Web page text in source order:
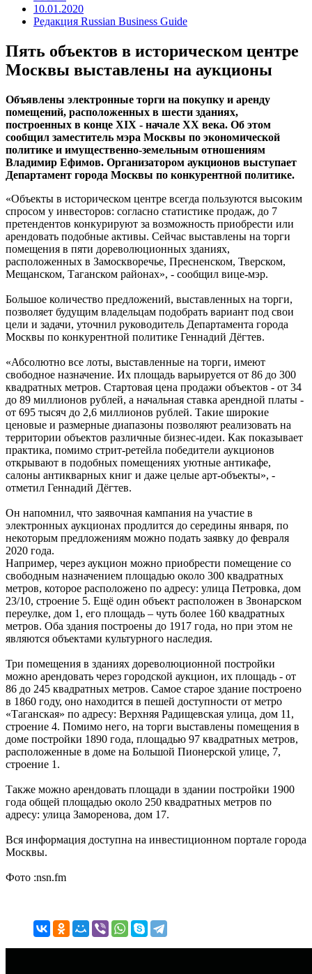
10.01.2020
Редакция Russian Business Guide
Пять объектов в историческом центре
Москвы выставлены на аукционы
Объявлены электронные торги на покупку и аренду
помещений, расположенных в шести зданиях,
построенных в конце XIX - начале XX века. Об этом
сообщил заместитель мэра Москвы по экономической
политике и имущественно-земельным отношениям
Владимир Ефимов. Организатором аукционов выступает
Департамент города Москвы по конкурентной политике.
«Объекты в историческом центре всегда пользуются высоким
спросом у инвесторов: согласно статистике продаж, до 7
претендентов конкурируют за возможность приобрести или
арендовать подобные активы. Сейчас выставлены на торги
помещения в пяти дореволюционных зданиях,
расположенных в Замоскворечье, Пресненском, Тверском,
Мещанском, Таганском районах», - сообщил вице-мэр.
Большое количество предложений, выставленных на торги,
позволяет будущим владельцам подобрать вариант под свои
цели и задачи, уточнил руководитель Департамента города
Москвы по конкурентной политике Геннадий Дёгтев.
«Абсолютно все лоты, выставленные на торги, имеют
свободное назначение. Их площадь варьируется от 86 до 300
квадратных метров. Стартовая цена продажи объектов - от 34
до 89 миллионов рублей, а начальная ставка арендной платы -
от 695 тысяч до 2,6 миллионов рублей. Такие широкие
ценовые и размерные диапазоны позволяют реализовать на
территории объектов различные бизнес-идеи. Как показывает
практика, помимо стрит-ретейла победители аукционов
открывают в подобных помещениях уютные антикафе,
салоны антикварных книг и даже целые арт-объекты», -
отметил Геннадий Дёгтев.
Он напомнил, что заявочная кампания на участие в
электронных аукционах продлится до середины января, по
некоторым предложениям можно подать заявку до февраля
2020 года.
Например, через аукцион можно приобрести помещение со
свободным назначением площадью около 300 квадратных
метров, которое расположено по адресу: улица Петровка, дом
23/10, строение 5. Ещё один объект расположен в Звонарском
переулке, дом 1, его площадь – чуть более 160 квадратных
метров. Оба здания построены до 1917 года, но при этом не
являются объектами культурного наследия.
Три помещения в зданиях дореволюционной постройки
можно арендовать через городской аукцион, их площадь - от
86 до 245 квадратных метров. Самое старое здание построено
в 1860 году, оно находится в пешей доступности от метро
«Таганская» по адресу: Верхняя Радищевская улица, дом 11,
строение 4. Помимо него, на торги выставлены помещения в
доме постройки 1890 года, площадью 97 квадратных метров,
расположенные в доме на Большой Пионерской улице, 7,
строение 1.
Также можно арендовать площади в здании постройки 1900
года общей площадью около 250 квадратных метров по
адресу: улица Заморенова, дом 17.
Вся информация доступна на инвестиционном портале города
Москвы.
Фото :nsn.fm